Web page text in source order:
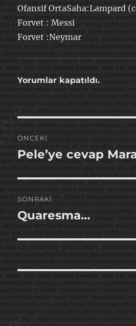
Ofansif OrtaSaha:Lampard
Forvet : Messi
Forvet :Neymar
Yorumlar kapatıldı.
Yazı
gezinmesi
ÖNCEKI
Önceki
yazı:
Pele’ye cevap
SONRAKI
Sonraki
yazı:
Quaresma…